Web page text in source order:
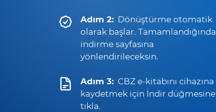
Adım 2: Dönüştürme otomatik
olarak başlar. Tamamlandığında
indirme sayfasına
yönlendirileceksin.
Adım 3: CBZ e-kitabını cihazına
kaydetmek için İndir düğmesine
tıkla.